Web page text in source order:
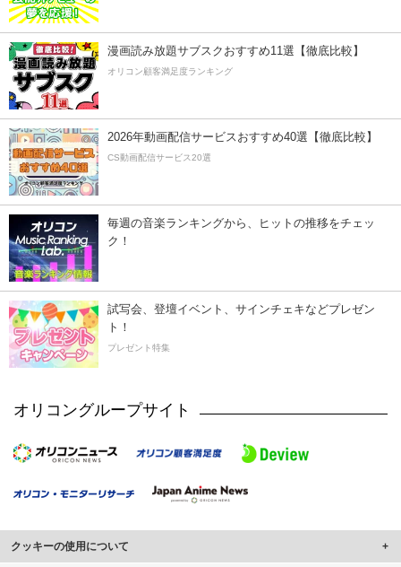
漫画読み放題サブスクおすすめ11選【徹底比較】
オリコン顧客満足度ランキング
2026年動画配信サービスおすすめ40選【徹底比較】
CS動画配信サービス20選
毎週の音楽ランキングから、ヒットの推移をチェッ
ク！
試写会、登壇イベント、サインチェキなどプレゼン
ト！
プレゼント特集
オリコングループサイト
クッキーの使用について